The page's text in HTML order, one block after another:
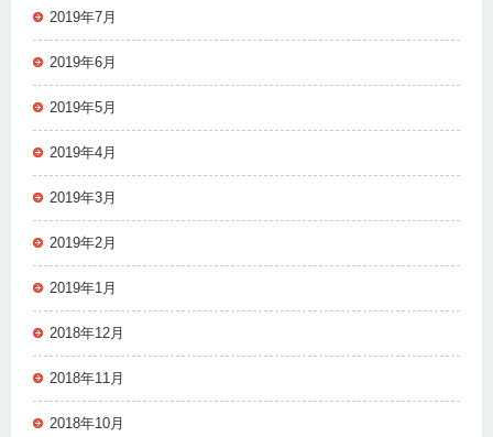
2019年7月
2019年6月
2019年5月
2019年4月
2019年3月
2019年2月
2019年1月
2018年12月
2018年11月
2018年10月